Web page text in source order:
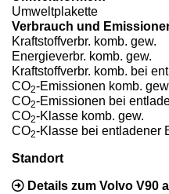
Umweltplakette
Verbrauch und
Kraftstoffverbr. komb. gew.
Energieverbr. komb. gew.
Kraftstoffverbr. komb. bei
CO2-Emissionen komb.
CO2-Emissionen bei
CO2-Klasse komb. gew.
CO2-Klasse bei entladener
Standort
Details zum Volvo V90